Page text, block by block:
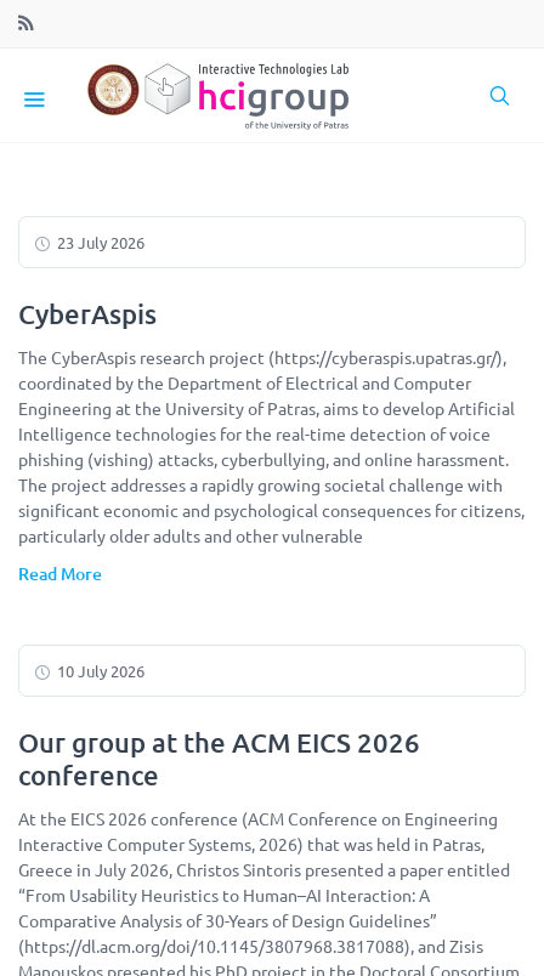
23 July 2026
CyberAspis
The CyberAspis research project (https://cyberaspis.upatras.gr/),
coordinated by the Department of Electrical and Computer
Engineering at the University of Patras, aims to develop Artificial
Intelligence technologies for the real-time detection of voice
phishing (vishing) attacks, cyberbullying, and online harassment.
The project addresses a rapidly growing societal challenge with
significant economic and psychological consequences for citizens,
particularly older adults and other vulnerable
Read More
10 July 2026
Our group at the ACM EICS 2026
conference
At the EICS 2026 conference (ACM Conference on Engineering
Interactive Computer Systems, 2026) that was held in Patras,
Greece in July 2026, Christos Sintoris presented a paper entitled
“From Usability Heuristics to Human–AI Interaction: A
Comparative Analysis of 30-Years of Design Guidelines”
(https://dl.acm.org/doi/10.1145/3807968.3817088), and Zisis
Manouskos presented his PhD project in the Doctoral Consortium